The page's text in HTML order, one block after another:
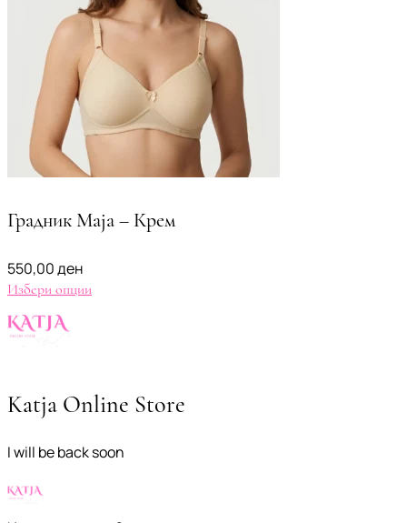
Градник Maja – Крем
550,00ден
Избери опции
Katja Online Store
I will be back soon